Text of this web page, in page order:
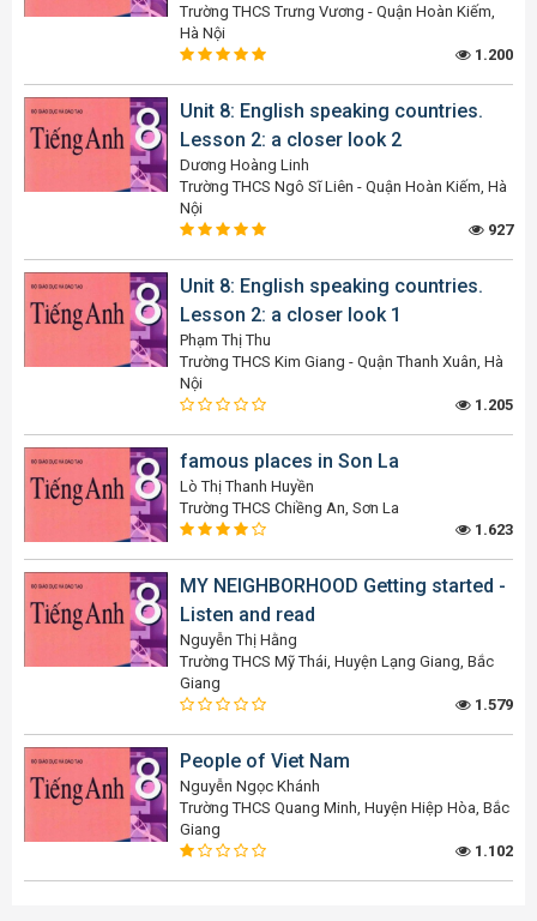
Trường THCS Trưng Vương - Quận Hoàn Kiếm,
Hà Nội
1.200
Unit 8: English speaking countries.
Lesson 2: a closer look 2
Dương Hoàng Linh
Trường THCS Ngô Sĩ Liên - Quận Hoàn Kiếm, Hà
Nội
927
Unit 8: English speaking countries.
Lesson 2: a closer look 1
Phạm Thị Thu
Trường THCS Kim Giang - Quận Thanh Xuân, Hà
Nội
1.205
famous places in Son La
Lò Thị Thanh Huyền
Trường THCS Chiềng An, Sơn La
1.623
MY NEIGHBORHOOD Getting started -
Listen and read
Nguyễn Thị Hằng
Trường THCS Mỹ Thái, Huyện Lạng Giang, Bắc
Giang
1.579
People of Viet Nam
Nguyễn Ngọc Khánh
Trường THCS Quang Minh, Huyện Hiệp Hòa, Bắc
Giang
1.102